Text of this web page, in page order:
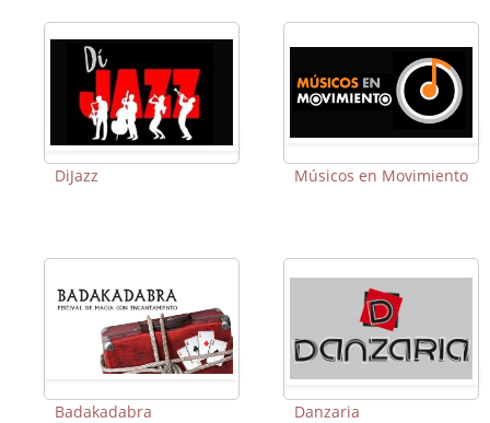
DiJazz Músicos en Movimiento
Badakadabra Danzaria